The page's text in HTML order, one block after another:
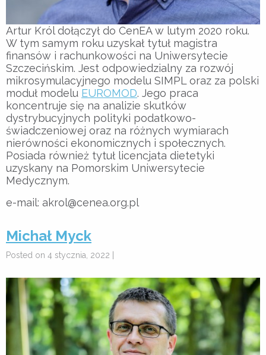
Artur Król dołączył do CenEA w lutym 2020 roku.
W tym samym roku uzyskał tytuł magistra
finansów i rachunkowości na Uniwersytecie
Szczecińskim. Jest odpowiedzialny za rozwój
mikrosymulacyjnego modelu SIMPL oraz za polski
moduł modelu EUROMOD. Jego praca
koncentruje się na analizie skutków
dystrybucyjnych polityki podatkowo-
świadczeniowej oraz na różnych wymiarach
nierówności ekonomicznych i społecznych.
Posiada również tytuł licencjata dietetyki
uzyskany na Pomorskim Uniwersytecie
Medycznym.
e-mail: akrol@cenea.org.pl
Michał Myck
Posted on 4 stycznia, 2022 |